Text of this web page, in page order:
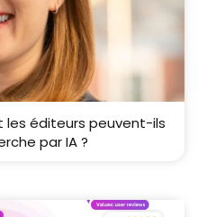
les éditeurs peuvent-ils
par IA ?